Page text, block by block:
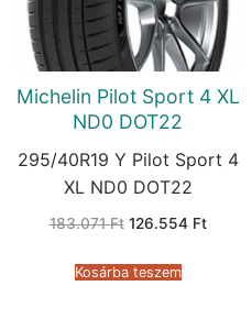
Michelin Pilot Sport 4 XL
ND0 DOT22
295/40R19 Y Pilot Sport 4
XL ND0 DOT22
183.071Ft Original
183.071 Ft.
126.554 FtCurrent
Kosárba teszem